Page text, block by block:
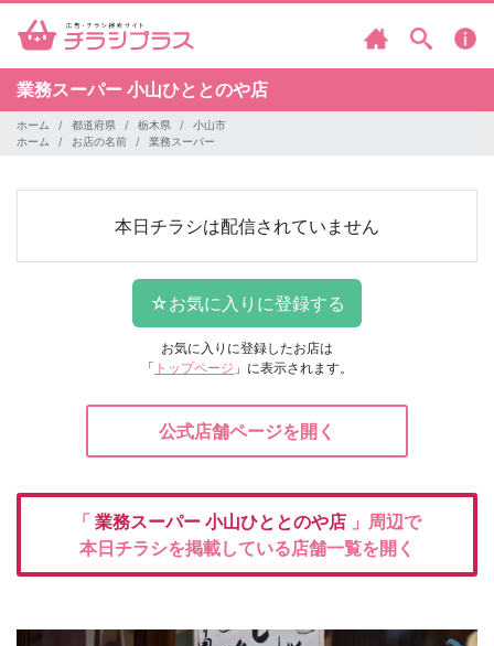
業務スーパー 小山ひととのや店
ホーム 都道府県 栃木県
小山市
ホーム
お店の名前 業務スーパー
本日チラシは配信されていません
お気に入りに登録したお店は
「 トップページ 」に表示されます。
公式店舗ページを開く
「 業務スーパー 小山ひととのや店 」周辺で
本日チラシを掲載している店舗一覧を開く